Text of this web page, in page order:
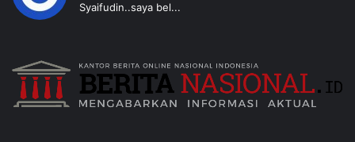
Syaifudin..saya bel...